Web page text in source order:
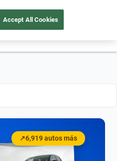
Ubicación
↗6,919 autos más
Accept All Cookies